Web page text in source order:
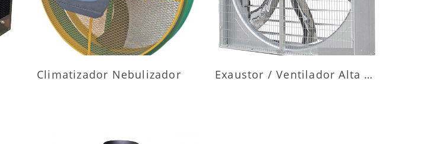
Climatizador Nebulizador Exaustor / Ventilador Alta Vazão